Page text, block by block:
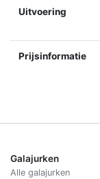
Uitvoering
Prijsinformatie
Galajurken
Alle galajurken